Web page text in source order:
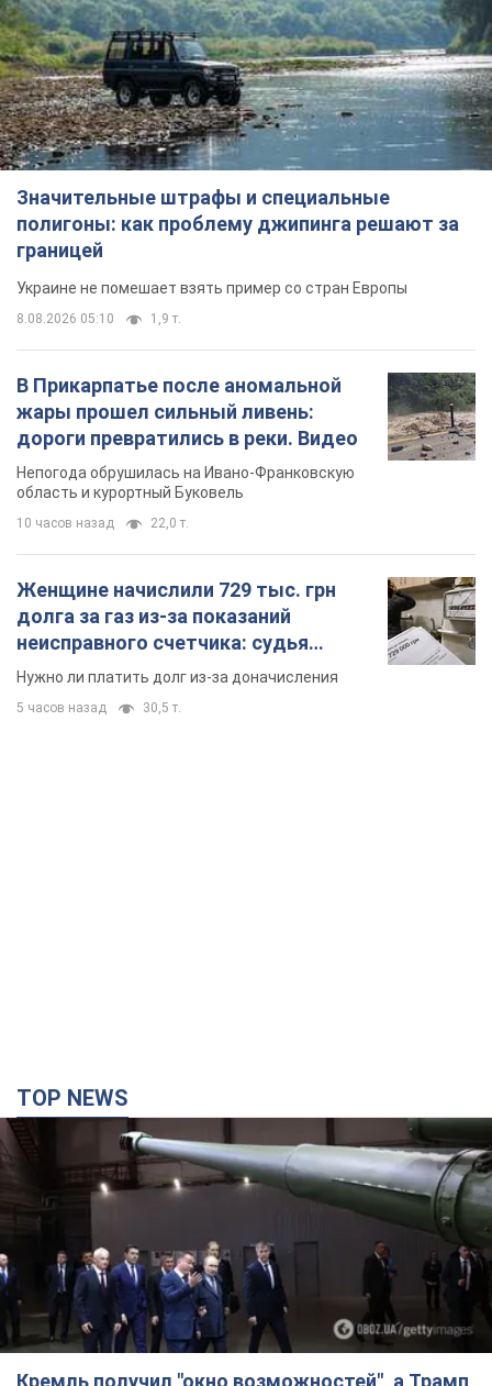
Значительные штрафы и специальные
полигоны: как проблему джипинга решают за
границей
Украине не помешает взять пример со стран Европы
8.08.2026 05:10 1,9 т.
В Прикарпатье после аномальной
жары прошел сильный ливень:
дороги превратились в реки. Видео
Непогода обрушилась на Ивано-Франковскую
область и курортный Буковель
10 часов назад 22,0 т.
Женщине начислили 729 тыс. грн
долга за газ из-за показаний
неисправного счетчика: судья
вынес неожиданное решение
Нужно ли платить долг из-за доначисления
5 часов назад 30,5 т.
TOP NEWS
Кремль получил "окно возможностей", а Трамп